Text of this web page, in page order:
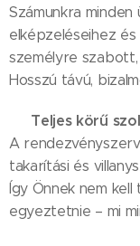
Számunkra
elképzeléseihez
személyre szabott,
Hosszú távú,
🔌 Teljes körű
A
takarítási és
Így Önnek nem
egyeztetnie – mi